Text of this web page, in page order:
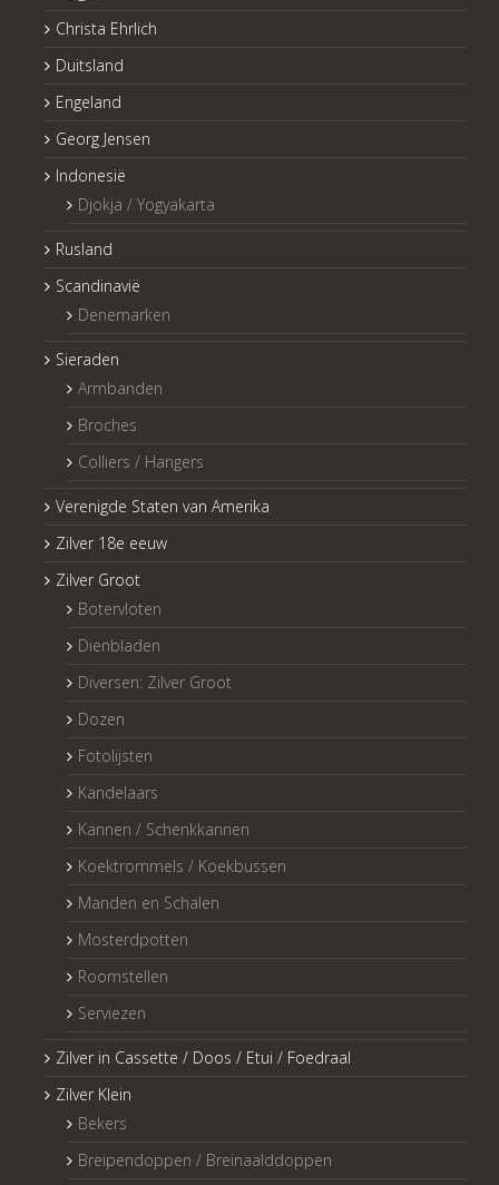
Christa Ehrlich
Duitsland
Engeland
Georg Jensen
Indonesië
Djokja / Yogyakarta
Rusland
Scandinavië
Denemarken
Sieraden
Armbanden
Broches
Colliers / Hangers
Verenigde Staten van Amerika
Zilver 18e eeuw
Zilver Groot
Botervloten
Dienbladen
Diversen: Zilver Groot
Dozen
Fotolijsten
Kandelaars
Kannen / Schenkkannen
Koektrommels / Koekbussen
Manden en Schalen
Mosterdpotten
Roomstellen
Serviezen
Zilver in Cassette / Doos / Etui / Foedraal
Zilver Klein
Bekers
Breipendoppen / Breinaalddoppen